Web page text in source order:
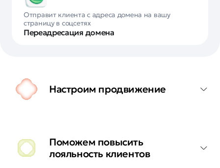
Отправит клиента с адреса домена на вашу
страницу в соцсетях
Переадресация домена
Настроим продвижение
Поможем повысить
лояльность клиентов